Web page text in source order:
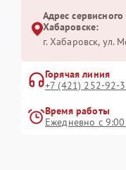
Адрес
Хабаровске:
г. Хабаровск, ул.
Горячая линия
+7 (421) 252-92-
Время работы
Ежедневно с